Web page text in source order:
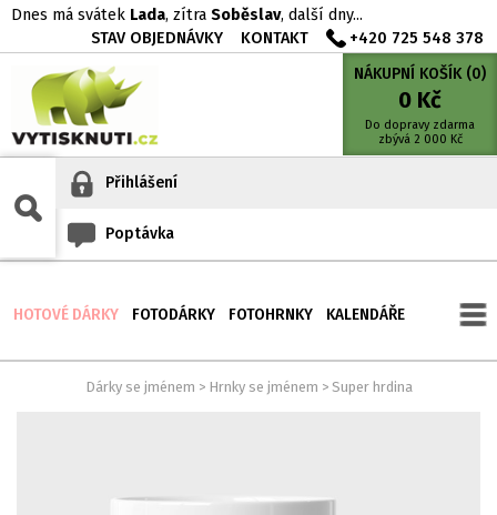
Dnes má svátek Lada, zítra Soběslav, další dny...
STAV OBJEDNÁVKY
KONTAKT
+420 725 548 378
NÁKUPNÍ KOŠÍK (0)
0 Kč
Do dopravy zdarma
zbývá 2 000 Kč
Přihlášení
Poptávka
HOTOVÉ DÁRKY FOTODÁRKY FOTOHRNKY KALENDÁŘE
Dárky se jménem > Hrnky se jménem > Super hrdina